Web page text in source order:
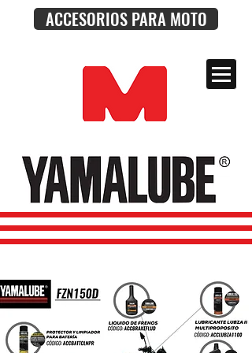
ACCESORIOS PARA MOTO